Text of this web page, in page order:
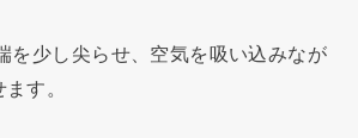
を少し尖らせ、空気を吸い込みなが
す。